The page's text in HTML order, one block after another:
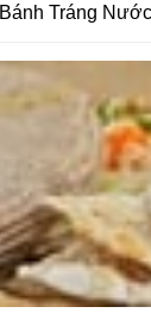
Bánh Tráng